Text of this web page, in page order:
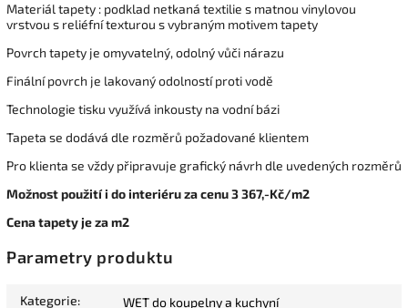
Materiál tapety : podklad netkaná textilie s matnou vinylovou
vrstvou s reliéfní texturou s vybraným motivem tapety
Povrch tapety je omyvatelný, odolný vůči nárazu
Finální povrch je lakovaný odolností proti vodě
Technologie tisku využívá inkousty na vodní bázi
Tapeta se dodává dle rozměrů požadované klientem
Pro klienta se vždy připravuje grafický návrh dle uvedených rozměrů
Možnost použití i do interiéru za cenu 3 367,-Kč/m2
Cena tapety je za m2
Parametry produktu
Kategorie: WET do koupelny a kuchyní